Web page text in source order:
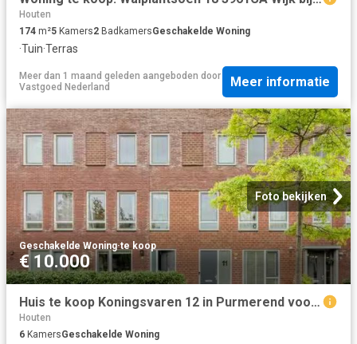
Houten
174 m²5 Kamers2 BadkamersGeschakelde Woning
·Tuin·Terras
Meer dan 1 maand geleden aangeboden door
Vastgoed Nederland
Meer informatie
Foto bekijken
Geschakelde Woning·te koop
€ 10.000
Huis te koop Koningsvaren 12 in Purmerend voor € 500.000
Houten
6 KamersGeschakelde Woning